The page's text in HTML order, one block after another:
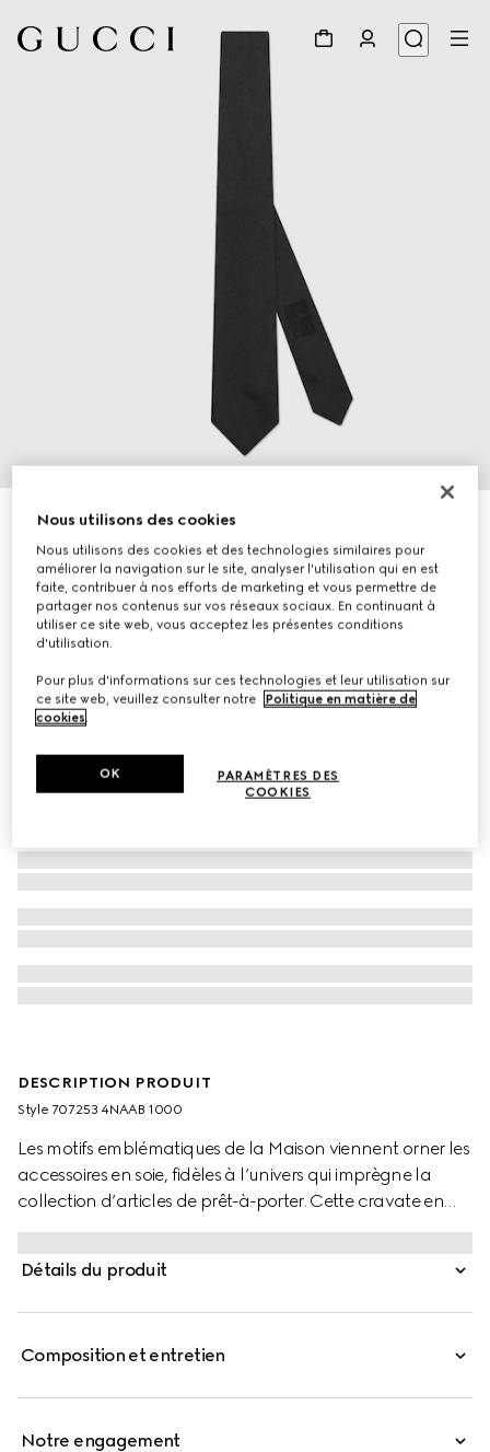
Cravate en soie avec détail Double G
€ 155
Déclinaisonsnoir
DESCRIPTION PRODUIT
Style ‎707253 4NAAB 1000
Les motifs emblématiques de la Maison viennent orner les
accessoires en soie, fidèles à l’univers qui imprègne la
collection d’articles de prêt-à-porter. Cette cravate en
soie noire est agrémentée de l’incontournable emblème
Double G, qui se présente sous la forme d’un détail subtil
dans le coin.
Détails du produit
Composition et entretien
Notre engagement
Nous utilisons des cookies
Nous utilisons des cookies et des technologies similaires pour
améliorer la navigation sur le site, analyser l'utilisation qui en est
faite, contribuer à nos efforts de marketing et vous permettre de
partager nos contenus sur vos réseaux sociaux. En continuant à
utiliser ce site web, vous acceptez les présentes conditions
d'utilisation.
Pour plus d'informations sur ces technologies et leur utilisation sur
ce site web, veuillez consulter notre
Politique en matière de
cookies.
PARAMÈTRES DES
COOKIES
OK